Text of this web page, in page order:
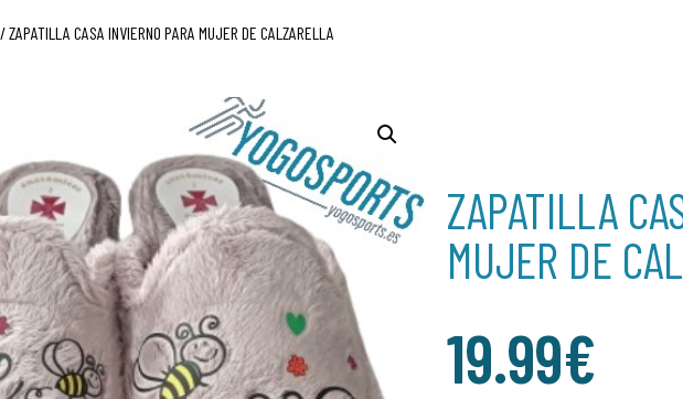
/ ZAPATILLA CASA INVIERNO PARA MUJER DE CALZARELLA
ZAPATILLA
MUJER DE
19.99€